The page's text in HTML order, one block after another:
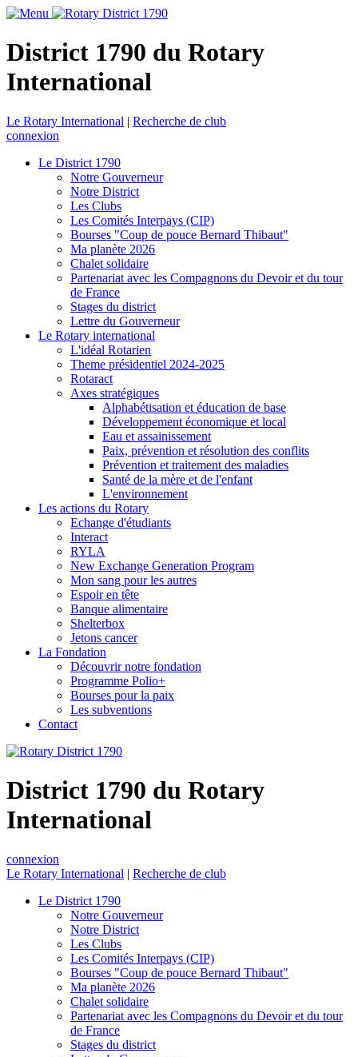
District 1790 du Rotary
International
Le Rotary International | Recherche de club
connexion
Le District 1790
Notre Gouverneur
Notre District
Les Clubs
Les Comités Interpays (CIP)
Bourses "Coup de pouce Bernard Thibaut"
Ma planète 2026
Chalet solidaire
Partenariat avec les Compagnons du Devoir et du tour
de France
Stages du district
Lettre du Gouverneur
Le Rotary international
L'idéal Rotarien
Theme présidentiel 2024-2025
Rotaract
Axes stratégiques
Alphabétisation et éducation de base
Développement économique et local
Eau et assainissement
Paix, prévention et résolution des conflits
Prévention et traitement des maladies
Santé de la mère et de l'enfant
L'environnement
Les actions du Rotary
Echange d'étudiants
Interact
RYLA
New Exchange Generation Program
Mon sang pour les autres
Espoir en tête
Banque alimentaire
Shelterbox
Jetons cancer
La Fondation
Découvrir notre fondation
Programme Polio+
Bourses pour la paix
Les subventions
Contact
District 1790 du Rotary
International
connexion
Le Rotary International | Recherche de club
Le District 1790
Notre Gouverneur
Notre District
Les Clubs
Les Comités Interpays (CIP)
Bourses "Coup de pouce Bernard Thibaut"
Ma planète 2026
Chalet solidaire
Partenariat avec les Compagnons du Devoir et du tour
de France
Stages du district